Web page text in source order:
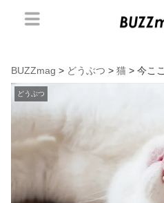
BUZZmag > どうぶつ > 猫 > 今ここ
どうぶつ